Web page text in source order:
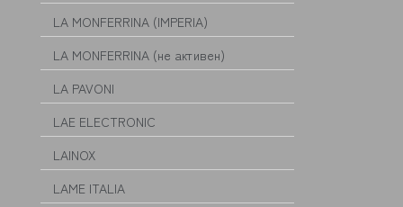
LA MONFERRINA (IMPERIA)
LA MONFERRINA (не активен)
LA PAVONI
LAE ELECTRONIC
LAINOX
LAME ITALIA